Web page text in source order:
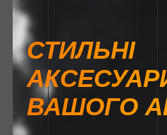
СТИЛЬНІ
ВАШОГО